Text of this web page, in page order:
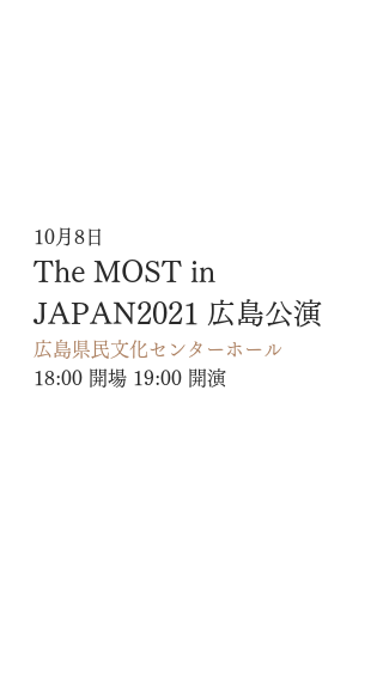
10月8日
The MOST in
JAPAN2021 広島公演
広島県民文化センターホール
18:00 開場 19:00 開演